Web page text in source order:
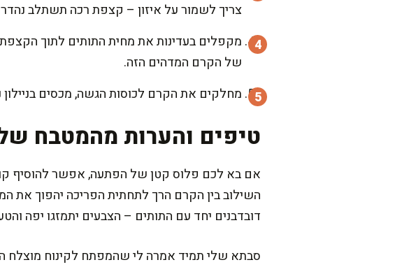
צריך לשמור על איזון – קצפת רכה תשתלב
מקפלים בעדינות את מחית התותים לתוך
של הקרם המדהים הזה.
מחלקים את הקרם לכוסות הגשה, מכסים בניילון נצמד
טיפים והערות מהמטבח
אם בא לכם פלוס קטן של הפתעה, אפשר להוסיף
השילוב בין הקרם הרך לתחתית הפריכה יהפוך את
דובדבנים יחד עם התותים – הצבעים יתמזגו יפה
סבתא שלי תמיד אמרה לי שהמפתח לקינוח מוצלח